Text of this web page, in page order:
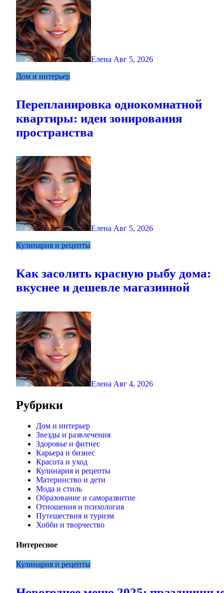
Елена Авг 5, 2026
Дом и интерьер
Перепланировка однокомнатной
квартиры: идеи зонирования
пространства
Елена Авг 5, 2026
Кулинария и рецепты
Как засолить красную рыбу дома:
вкуснее и дешевле магазинной
Елена Авг 4, 2026
Рубрики
Дом и интерьер
Звезды и развлечения
Здоровье и фитнес
Карьера и бизнес
Красота и уход
Кулинария и рецепты
Материнство и дети
Мода и стиль
Образование и саморазвитие
Отношения и психология
Путешествия и туризм
Хобби и творчество
Интересное
Кулинария и рецепты